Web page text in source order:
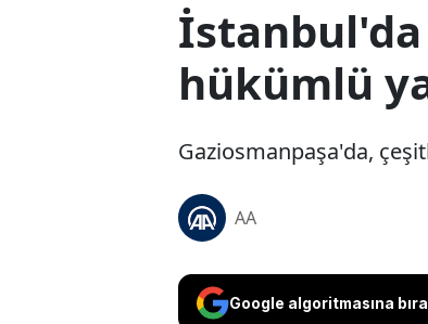
İstanbul'da
hükümlü
Gaziosmanpaşa'da,
AA
Google algoritmasına